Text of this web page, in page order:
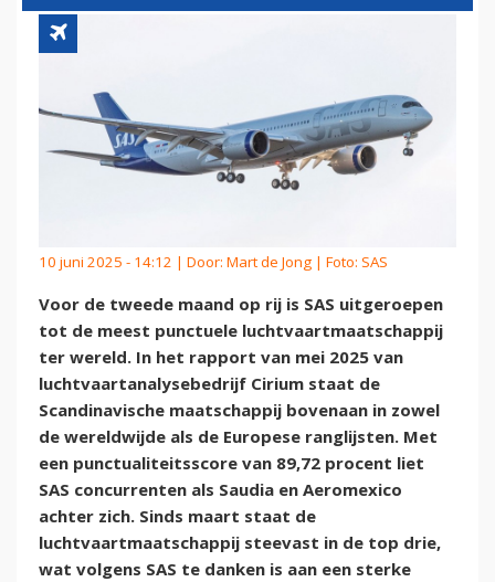
10 juni 2025 - 14:12 | Door: Mart de Jong | Foto: SAS
Voor de tweede maand op rij is SAS uitgeroepen
tot de meest punctuele luchtvaartmaatschappij
ter wereld. In het rapport van mei 2025 van
luchtvaartanalysebedrijf Cirium staat de
Scandinavische maatschappij bovenaan in zowel
de wereldwijde als de Europese ranglijsten. Met
een punctualiteitsscore van 89,72 procent liet
SAS concurrenten als Saudia en Aeromexico
achter zich. Sinds maart staat de
luchtvaartmaatschappij steevast in de top drie,
wat volgens SAS te danken is aan een sterke